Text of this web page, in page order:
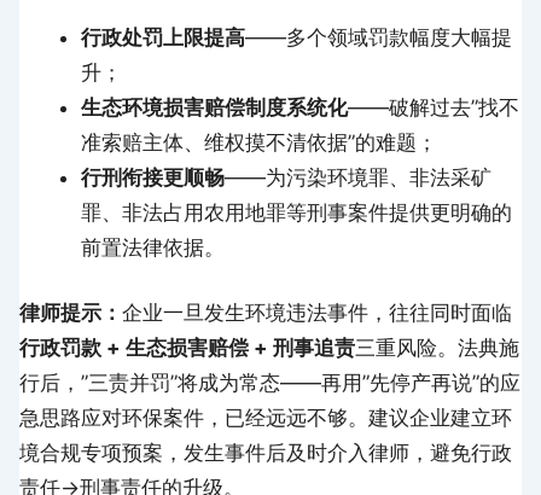
行政处罚上限提高——多个领域罚款幅度大幅提
升；
生态环境损害赔偿制度系统化——破解过去”找不
准索赔主体、维权摸不清依据”的难题；
行刑衔接更顺畅——为污染环境罪、非法采矿
罪、非法占用农用地罪等刑事案件提供更明确的
前置法律依据。
律师提示： 企业一旦发生环境违法事件，往往同时面临
行政罚款 + 生态损害赔偿 + 刑事追责三重风险。法典施
行后，”三责并罚”将成为常态——再用”先停产再说”的应
急思路应对环保案件，已经远远不够。建议企业建立环
境合规专项预案，发生事件后及时介入律师，避免行政
责任→刑事责任的升级。